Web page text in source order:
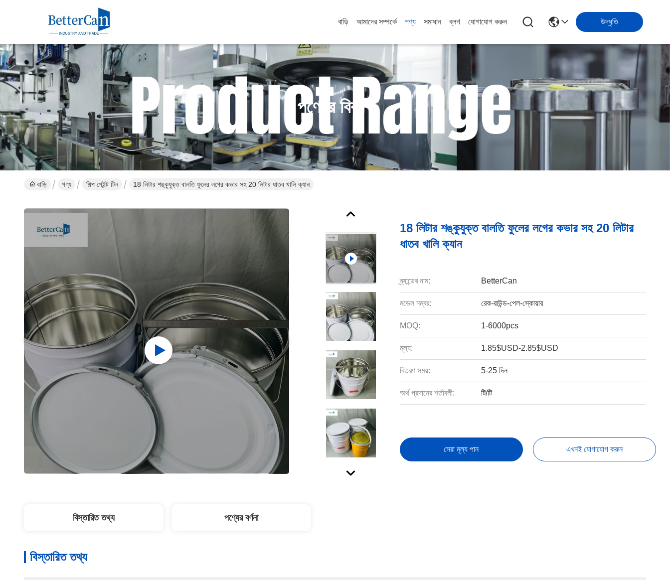
বাড়ি আমাদের সম্পর্কে পণ্য সমাধান ব্লগ যোগাযোগ করুন উদ্ধৃতি
পণ্যের বিবরণ
বাড়ি পণ্য শিল্প পেইন্ট টিন 18 লিটার শঙ্কুযুক্ত বালতি ফুলের লগের কভার সহ 20 লিটার ধাতব খালি ক্যান
18 লিটার শঙ্কুযুক্ত বালতি ফুলের লগের কভার সহ 20 লিটার
ধাতব খালি ক্যান
ব্র্যান্ডের নাম: BetterCan
মডেল নম্বর: রেক-রাউন্ড-পেল-স্কোয়ার
MOQ: 1-6000pcs
মূল্য: 1.85$USD-2.85$USD
বিতরণ সময়: 5-25 দিন
অর্থ প্রদানের শর্তাবলী: টি/টি
সেরা মূল্য পান এখনই যোগাযোগ করুন
বিস্তারিত তথ্য পণ্যের বর্ণনা
বিস্তারিত তথ্য